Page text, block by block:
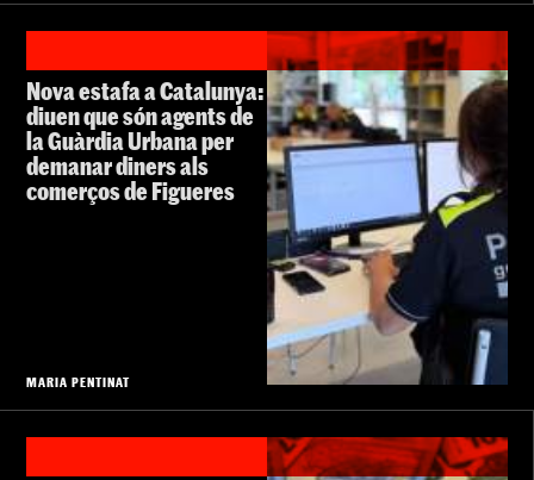
Nova estafa a Catalunya:
diuen que són agents de
la Guàrdia Urbana per
demanar diners als
comerços de Figueres
MARIA PENTINAT